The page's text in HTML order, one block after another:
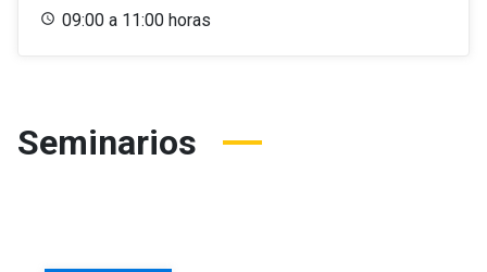
09:00 a 11:00 horas
Seminarios